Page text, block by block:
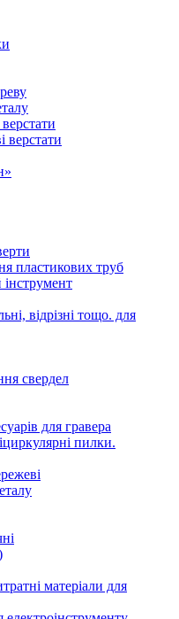
верстати
пластикових труб
відрізні тощо. для
свердел
для гравера
пилки.
матеріали для